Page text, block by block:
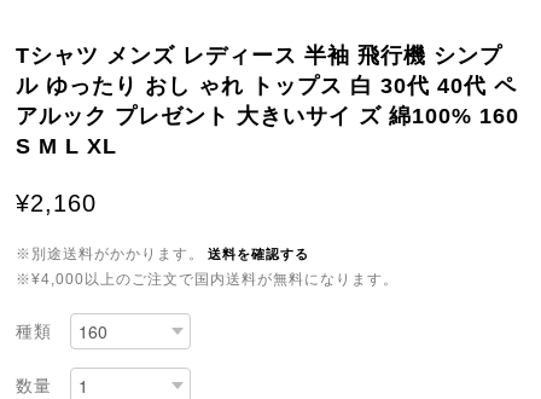
Tシャツ メンズ レディース 半袖 飛行機 シンプ
ル ゆったり おし ゃれ トップス 白 30代 40代 ペ
アルック プレゼント 大きいサイ ズ 綿100% 160
S M L XL
¥2,160
※別途送料がかかります。 送料を確認する
※¥4,000以上のご注文で国内送料が無料になります。
種類
数量